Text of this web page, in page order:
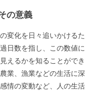
の意義
変化を日々追いかける
日数を指し、この数値
えるかを知ることがで
業、漁業などの生活に
情の変動など、人の生